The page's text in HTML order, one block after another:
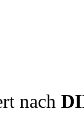
nach